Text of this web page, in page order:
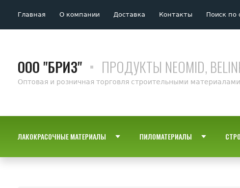
Главная О компании Доставка Контакты Поиск по
ООО "БРИЗ" ПРОДУКТЫ NEOMID,
Оптовая и розничная торговля строительными материалами
ЛАКОКРАСОЧНЫЕ МАТЕРИАЛЫ ПИЛОМАТЕРИАЛЫ